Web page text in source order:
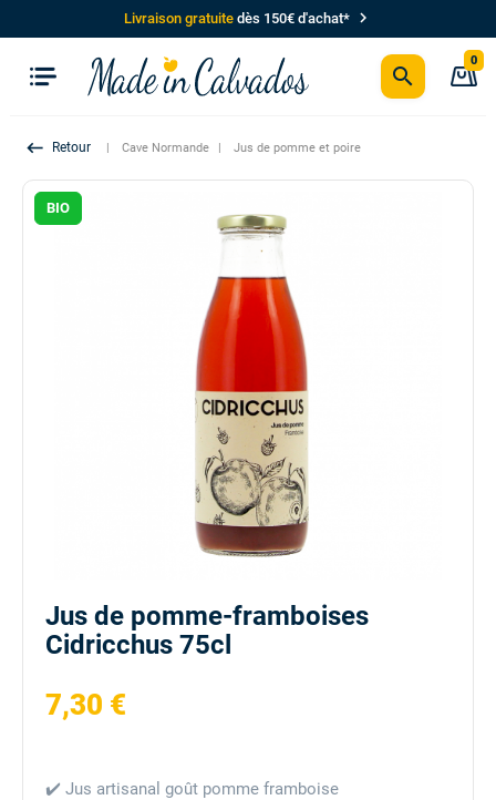
Livraison gratuitedès 150€ d'achat* chevron_right
search
0
keyboard_backspace Cave Normande Jus de pomme et poire
BIO
Jus de pomme-framboises
Cidricchus 75cl
✔️ Jus artisanal goût pomme framboise
7,30 €